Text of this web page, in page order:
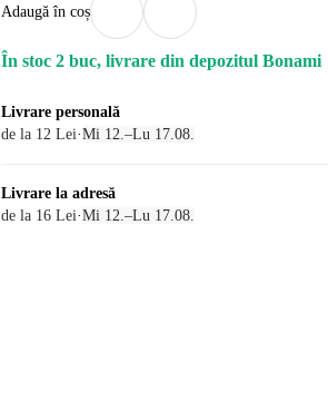
Adaugă în coș
În stoc 2 buc, livrare din depozitul Bonami
Livrare personală
de la 12 Lei·Mi 12.–Lu 17.08.
Livrare la adresă
de la 16 Lei·Mi 12.–Lu 17.08.